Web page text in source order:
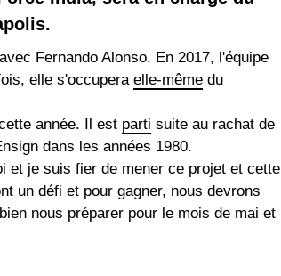
Fernando Alonso. En 2017, l'équipe
elle s'occupera elle-mêmedu
année. Il est parti suite au rachat de
dans les années 1980.
et je suis fier de mener ce projet et cette
un défi et pour gagner, nous devrons
nous préparer pour le mois de mai et